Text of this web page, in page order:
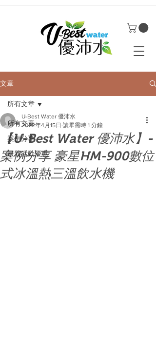
文章
所有文章
案例分享
最新活動優惠
所有文章
【U-Best Water 優沛水】-
案例分享 豪星HM-900數位
式冰溫熱三溫飲水機
U-Best Water 優沛水
2022年4月15日 讀畢需時 1 分鐘